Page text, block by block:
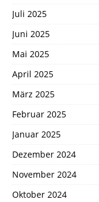
Juli 2025
Juni 2025
Mai 2025
April 2025
März 2025
Februar 2025
Januar 2025
Dezember 2024
November 2024
Oktober 2024